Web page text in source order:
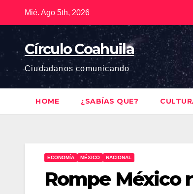
Mié. Ago 5th, 2026
Círculo Coahuila
Ciudadanos comunicando
HOME ¿SABÍAS QUE?
ECONOMÍA MÉXICO NACIONAL
Rompe México